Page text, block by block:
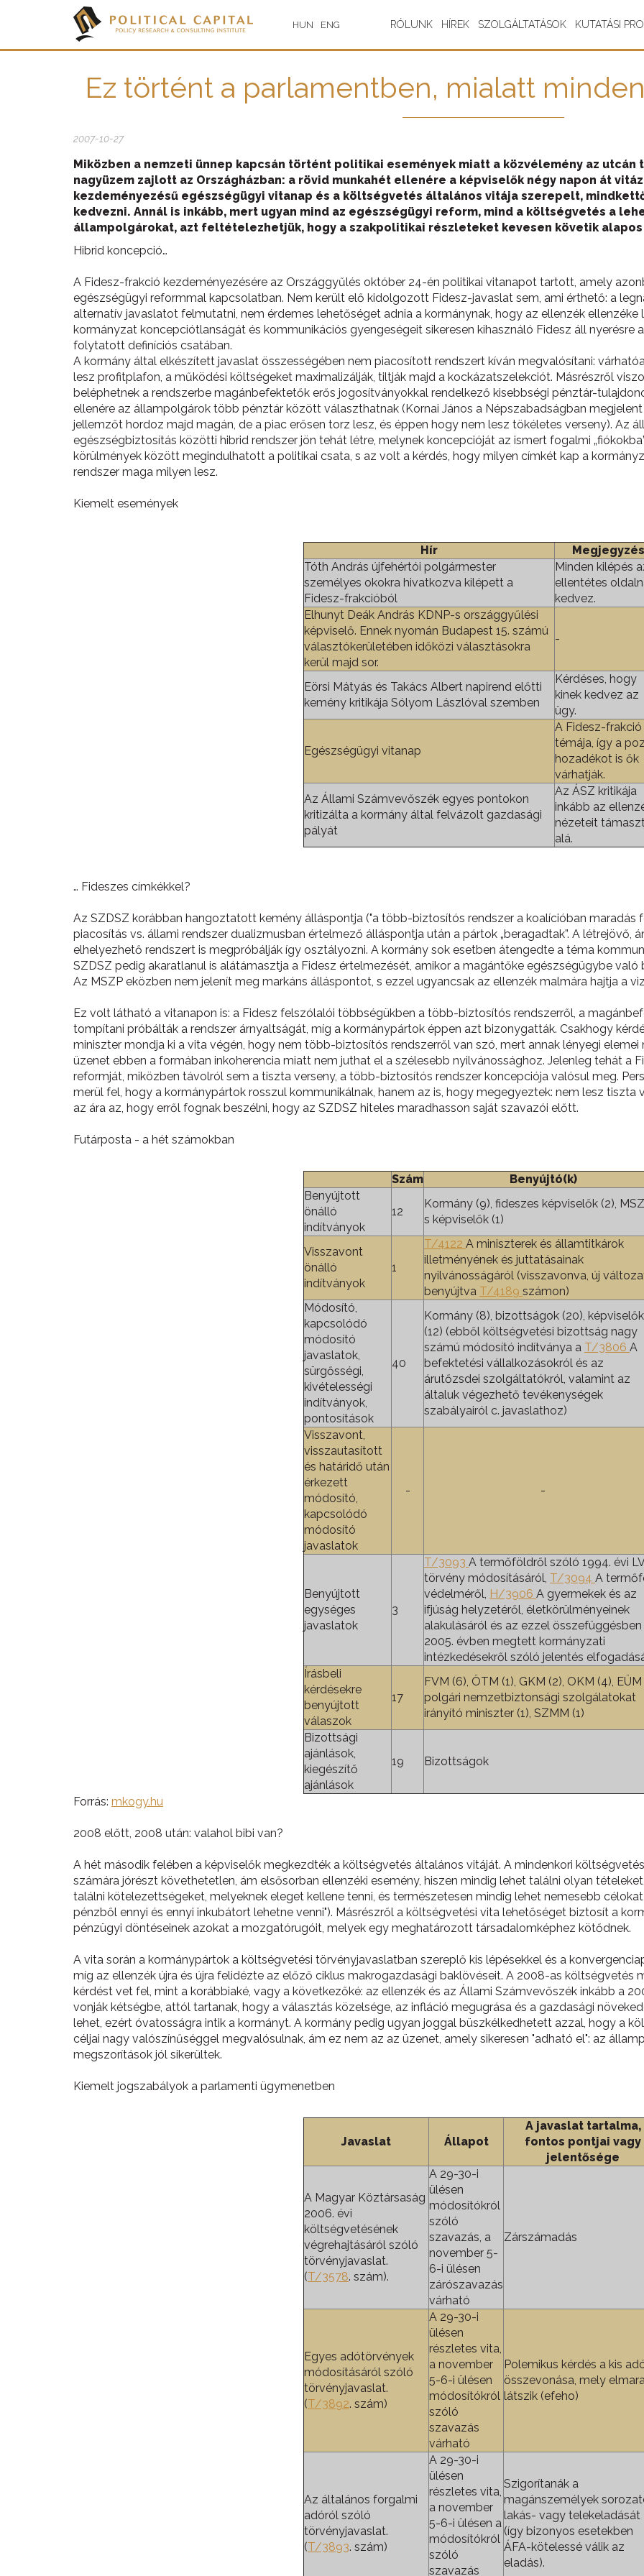
HUN ENG RÓLUNK HÍREK SZOLGÁLTATÁSOK KUTATÁSI
Ez történt a parlamentben, mialatt
2007-10-27
Miközben a nemzeti ünnep kapcsán történt politikai események miatt a közvélemény az
nagyüzem zajlott az Országházban: a rövid munkahét ellenére a képviselők négy napon át
kezdeményezésű egészségügyi vitanap és a költségvetés általános vitája szerepelt,
kedvezni. Annál is inkább, mert ugyan mind az egészségügyi reform, mind a költségvetés a
állampolgárokat, azt feltételezhetjük, hogy a szakpolitikai részleteket kevesen követik
Hibrid koncepció…
A Fidesz-frakció kezdeményezésére az Országgyűlés október 24-én politikai vitanapot tartott, amely
egészségügyi reformmal kapcsolatban. Nem került elő kidolgozott Fidesz-javaslat sem, ami érthető: a
alternatív javaslatot felmutatni, nem érdemes lehetőséget adnia a kormánynak, hogy az ellenzék ellenzéke
kormányzat koncepciótlanságát és kommunikációs gyengeségeit sikeresen kihasználó Fidesz áll
folytatott definíciós csatában.
A kormány által elkészített javaslat összességében nem piacosított rendszert kíván megvalósítani:
lesz profitplafon, a működési költségeket maximalizálják, tiltják majd a kockázatszelekciót. Másrészről
beléphetnek a rendszerbe magánbefektetők erős jogosítványokkal rendelkező kisebbségi pénztár-
ellenére az állampolgárok több pénztár között választhatnak (Kornai János a Népszabadságban
jellemzőt hordoz majd magán, de a piac erősen torz lesz, és éppen hogy nem lesz tökéletes verseny). Az
egészségbiztosítás közötti hibrid rendszer jön tehát létre, melynek koncepcióját az ismert fogalmi
körülmények között megindulhatott a politikai csata, s az volt a kérdés, hogy milyen címkét kap a
rendszer maga milyen lesz.
Kiemelt események
Hír
Megjegyzés
Tóth András újfehértói polgármester
személyes okokra hivatkozva kilépett a
Fidesz-frakcióból
Minden kilépés
ellentétes
kedvez.
Elhunyt Deák András KDNP-s országgyűlési
képviselő. Ennek nyomán Budapest 15. számú
választókerületében időközi választásokra
kerül majd sor.
-
Eörsi Mátyás és Takács Albert napirend előtti
kemény kritikája Sólyom Lászlóval szemben
Kérdéses, hogy
kinek kedvez az
ügy.
Egészségügyi vitanap
A Fidesz-frakció
témája, így a
hozadékot is ők
várhatják.
Az Állami Számvevőszék egyes pontokon
kritizálta a kormány által felvázolt gazdasági
pályát
Az ÁSZ kritikája
inkább az
nézeteit
alá.
… Fideszes címkékkel?
Az SZDSZ korábban hangoztatott kemény álláspontja ("a több-biztosítós rendszer a koalícióban maradás
piacosítás vs. állami rendszer dualizmusban értelmező álláspontja után a pártok „beragadtak”. A létrejövő,
elhelyezhető rendszert is megpróbálják így osztályozni. A kormány sok esetben átengedte a téma
SZDSZ pedig akaratlanul is alátámasztja a Fidesz értelmezését, amikor a magántőke egészségügybe való
Az MSZP eközben nem jelenít meg markáns álláspontot, s ezzel ugyancsak az ellenzék malmára hajtja a
Ez volt látható a vitanapon is: a Fidesz felszólalói többségükben a több-biztosítós rendszerről, a
tompítani próbálták a rendszer árnyaltságát, míg a kormánypártok éppen azt bizonygatták. Csakhogy
miniszter mondja ki a vita végén, hogy nem több-biztosítós rendszerről van szó, mert annak lényegi elemei
üzenet ebben a formában inkoherencia miatt nem juthat el a szélesebb nyilvánossághoz. Jelenleg tehát a
reformját, miközben távolról sem a tiszta verseny, a több-biztosítós rendszer koncepciója valósul meg.
merül fel, hogy a kormánypártok rosszul kommunikálnak, hanem az is, hogy megegyeztek: nem lesz tiszta
az ára az, hogy erről fognak beszélni, hogy az SZDSZ hiteles maradhasson saját szavazói előtt.
Futárposta - a hét számokban
Szám
Benyújtó(k)
Benyújtott
önálló
indítványok
12
Kormány (9), fideszes képviselők (2),
s képviselők (1)
Visszavont
önálló
indítványok
1
T/4122 A miniszterek és államtitkárok
illetményének és juttatásainak
nyilvánosságáról (visszavonva, új
benyújtva T/4189 számon)
Módosító,
kapcsolódó
módosító
javaslatok,
sürgősségi,
kivételességi
indítványok,
pontosítások
40
Kormány (8), bizottságok (20), képviselők
(12) (ebből költségvetési bizottság nagy
számú módosító indítványa a T/3806 A
befektetési vállalkozásokról és az
árutőzsdei szolgáltatókról, valamint az
általuk végezhető tevékenységek
szabályairól c. javaslathoz)
Visszavont,
visszautasított
és határidő után
érkezett
módosító,
kapcsolódó
módosító
javaslatok
- -
Benyújtott
egységes
javaslatok
3
T/3093 A termőföldről szóló 1994. évi
törvény módosításáról, T/3094 A
védelméről, H/3906 A gyermekek és az
ifjúság helyzetéről, életkörülményeinek
alakulásáról és az ezzel összefüggésben
2005. évben megtett kormányzati
intézkedésekről szóló jelentés
Írásbeli
kérdésekre
benyújtott
válaszok
17
FVM (6), ÖTM (1), GKM (2), OKM (4), EÜM
polgári nemzetbiztonsági szolgálatokat
irányító miniszter (1), SZMM (1)
Bizottsági
ajánlások,
kiegészítő
ajánlások
19 Bizottságok
Forrás: mkogy.hu
2008 előtt, 2008 után: valahol bibi van?
A hét második felében a képviselők megkezdték a költségvetés általános vitáját. A mindenkori
számára jórészt követhetetlen, ám elsősorban ellenzéki esemény, hiszen mindig lehet találni olyan
találni kötelezettségeket, melyeknek eleget kellene tenni, és természetesen mindig lehet nemesebb
pénzből ennyi és ennyi inkubátort lehetne venni"). Másrészről a költségvetési vita lehetőséget biztosít a
pénzügyi döntéseinek azokat a mozgatórugóit, melyek egy meghatározott társadalomképhez kötődnek.
A vita során a kormánypártok a költségvetési törvényjavaslatban szereplő kis lépésekkel és a
míg az ellenzék újra és újra felidézte az előző ciklus makrogazdasági baklövéseit. A 2008-as költségvetés
kérdést vet fel, mint a korábbiaké, vagy a következőké: az ellenzék és az Állami Számvevőszék inkább a
vonják kétségbe, attól tartanak, hogy a választás közelsége, az infláció megugrása és a gazdasági
lehet, ezért óvatosságra intik a kormányt. A kormány pedig ugyan joggal büszkélkedhetett azzal, hogy a
céljai nagy valószínűséggel megvalósulnak, ám ez nem az az üzenet, amely sikeresen "adható el": az
megszorítások jól sikerültek.
Kiemelt jogszabályok a parlamenti ügymenetben
Javaslat Állapot
A javaslat tartalma,
fontos pontjai vagy
jelentősége
A Magyar Köztársaság
2006. évi
költségvetésének
végrehajtásáról szóló
törvényjavaslat.
(T/3578. szám).
A 29-30-i
ülésen
módosítókról
szóló
szavazás, a
november 5-
6-i ülésen
zárószavazás
várható
Zárszámadás
Egyes adótörvények
módosításáról szóló
törvényjavaslat.
(T/3892. szám)
A 29-30-i
ülésen
részletes vita,
a november
5-6-i ülésen
módosítókról
szóló
szavazás
várható
Polemikus kérdés a kis
összevonása, mely
látszik (efeho)
Az általános forgalmi
adóról szóló
törvényjavaslat.
(T/3893. szám)
A 29-30-i
ülésen
részletes vita,
a november
5-6-i ülésen a
módosítókról
szóló
szavazás
Szigorítanák a
magánszemélyek
lakás- vagy telekeladását
(így bizonyos esetekben
ÁFA-kötelessé válik az
eladás).